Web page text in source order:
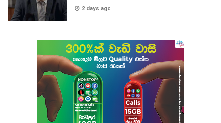
2 days ago